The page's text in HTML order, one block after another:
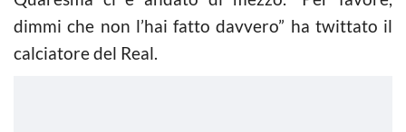
dimmi che non l’hai fatto davvero” ha twittato il
calciatore del Real.